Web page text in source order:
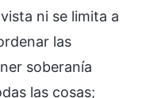
ni se limita a
las
soberanía
las cosas;